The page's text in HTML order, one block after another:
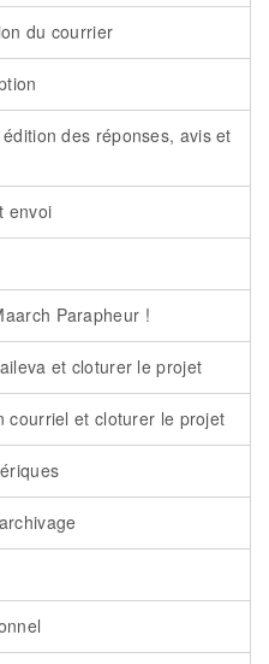
du courrier
des réponses, avis et
envoi
Parapheur !
et cloturer le projet
courriel et cloturer le projet